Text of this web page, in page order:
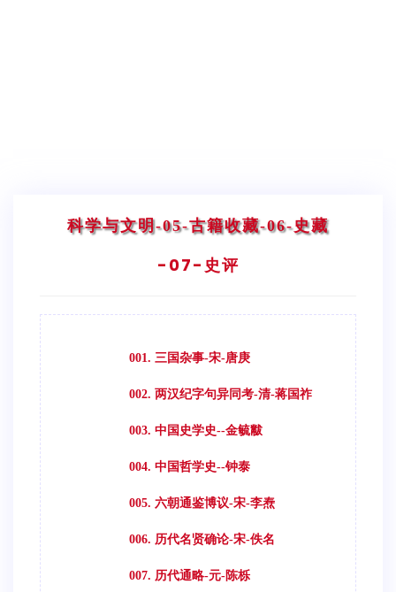
科学与文明-05-古籍收藏-06-史藏
-07-史评
001. 三国杂事-宋-唐庚
002. 两汉纪字句异同考-清-蒋国祚
003. 中国史学史--金毓黻
004. 中国哲学史--钟泰
005. 六朝通鉴博议-宋-李焘
006. 历代名贤确论-宋-佚名
007. 历代通略-元-陈栎